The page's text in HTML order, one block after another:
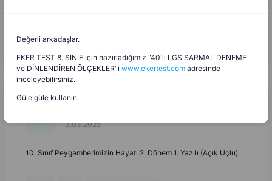
3.03.2025
10. Sınıf Peygamberimizin Hayatı 2. Dönem 1. Yazılı (Açık Uçlu)
Değerli arkadaşlar.
EKER TEST 8. SINIF için hazırladığımız "40'lı LGS SARMAL DENEME
ve DİNLENDİREN ÖLÇEKLER"i www.ekertest.com adresinde
inceleyebilirsiniz.
Güle güle kullanın.